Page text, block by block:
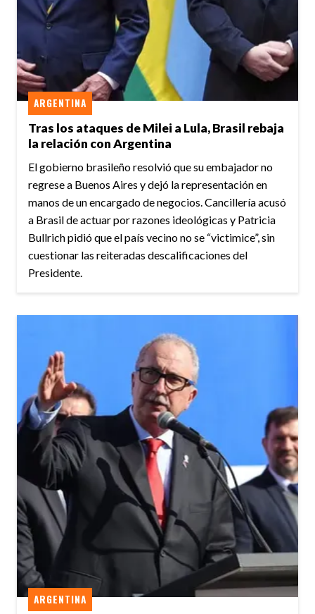
Tras los ataques de Milei a Lula, Brasil rebaja
la relación con Argentina
ARGENTINA
El gobierno brasileño resolvió que su embajador no
regrese a Buenos Aires y dejó la representación en
manos de un encargado de negocios. Cancillería acusó
a Brasil de actuar por razones ideológicas y Patricia
Bullrich pidió que el país vecino no se “victimice”, sin
cuestionar las reiteradas descalificaciones del
Presidente.
ARGENTINA